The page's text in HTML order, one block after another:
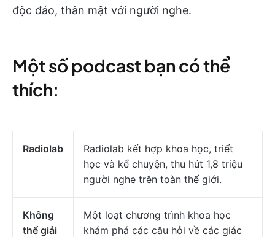
độc đáo, thân mật với người nghe.
Một số podcast bạn có thể
thích:
Radiolab
Radiolab kết hợp khoa học, triết
học và kể chuyện, thu hút 1,8 triệu
người nghe trên toàn thế giới.
Không
thể giải
Một loạt chương trình khoa học
khám phá các câu hỏi về các giác